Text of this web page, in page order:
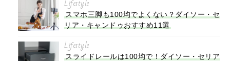
Lifestyle
スマホ三脚も100均でよくない？ダイソー・セ
リア・キャンドゥおすすめ11選
Lifestyle
スライドレールは100均で！ダイソー・セリア